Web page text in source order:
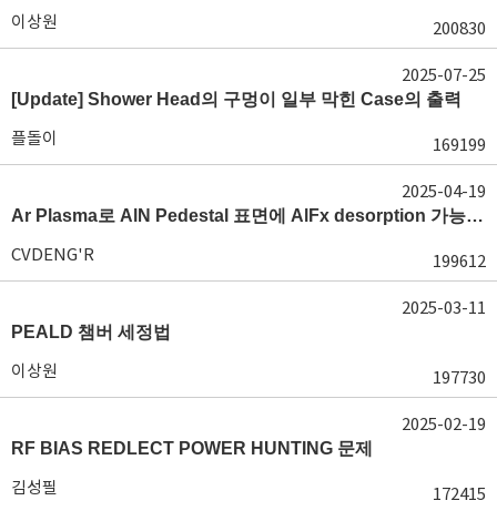
이상원 200830
[Update] Shower Head의 구멍이 일부 막힌 Case의 출력
플돌이 169199
2025-07-25
Ar Plasma로 AlN Pedestal 표면에 AlFx desorption 가능 여부가 궁금합니다.
CVDENG'R 199612
2025-04-19
PEALD 챔버 세정법
이상원 197730
2025-03-11
RF BIAS REDLECT POWER HUNTING 문제
김성필 172415
2025-02-19